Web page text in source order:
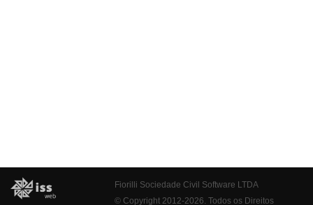
Fiorilli Sociedade Civil Software LTDA
© Copyright 2012-2026. Todos os Direitos